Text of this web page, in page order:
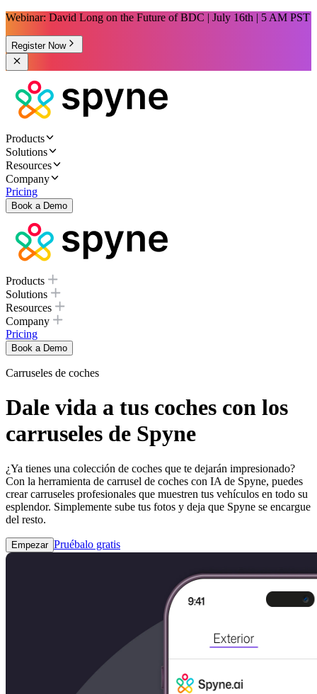
Webinar: David Long on the Future of BDC | July 16th | 5 AM PST
Register Now
Products
Solutions
Resources
Company
Pricing
Book a Demo
Products
Solutions
Resources
Company
Pricing
Book a Demo
Carruseles de coches
Dale vida a tus coches con los
carruseles de Spyne
¿Ya tienes una colección de coches que te dejarán impresionado?
Con la herramienta de carrusel de coches con IA de Spyne, puedes
crear carruseles profesionales que muestren tus vehículos en todo su
esplendor. Simplemente sube tus fotos y deja que Spyne se encargue
del resto.
Empezar Pruébalo gratis